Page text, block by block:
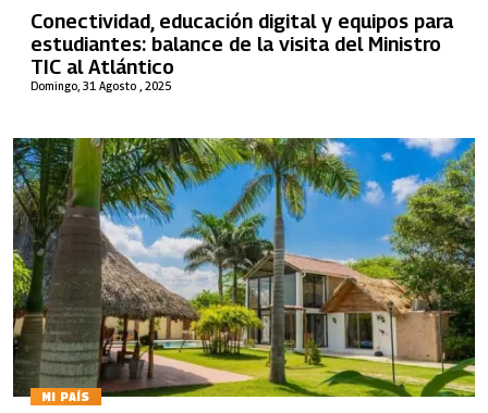
Domingo, 31 Agosto , 2025
Conectividad, educación digital y equipos para
estudiantes: balance de la visita del Ministro
TIC al Atlántico
MI PAÍS